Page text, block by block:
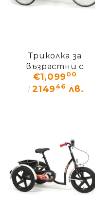
Триколка за
възрастни с
увреждания
ЛИБЕРТИ Vermeiren
€1,09900
214946 лв.